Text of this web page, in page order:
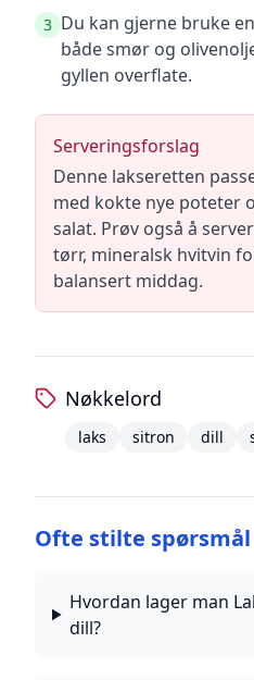
3 Du kan gjerne bruke
både smør og
gyllen overflate.
Serveringsforslag
Denne lakseretten
med kokte nye poteter
salat. Prøv også å
tørr, mineralsk hvitvin
balansert middag.
Nøkkelord
laks sitron dill
Ofte stilte spørsmål
Hvordan lager man
dill?